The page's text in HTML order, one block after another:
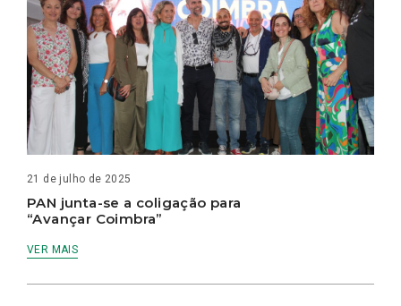
21 de julho de 2025
PAN junta-se a coligação para
“Avançar Coimbra”
VER MAIS